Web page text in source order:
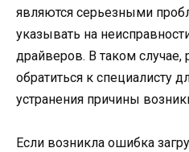
являются серьезными
указывать на
драйверов. В таком случае,
обратиться к специалисту
устранения причины
Если возникла ошибка